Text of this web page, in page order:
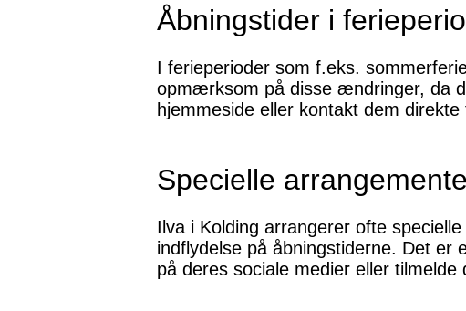
Åbningstider i
I ferieperioder som f.eks.
opmærksom på disse ændringer, da
hjemmeside eller kontakt dem
Specielle
Ilva i Kolding arrangerer ofte
indflydelse på åbningstiderne. Det er
på deres sociale medier eller tilmelde